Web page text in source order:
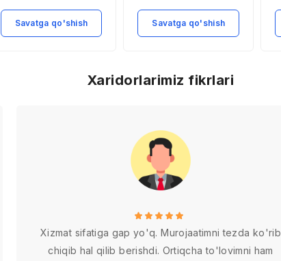
Savatga qo'shish Savatga qo'shish
Xaridorlarimiz fikrlari
Xizmat sifatiga gap yo'q. Murojaatimni tezda ko'rib
chiqib hal qilib berishdi. Ortiqcha to'lovimni ham